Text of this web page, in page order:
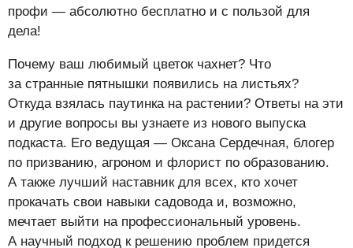
профи — абсолютно бесплатно и с пользой для
дела!
Почему ваш любимый цветок чахнет? Что
за странные пятнышки появились на листьях?
Откуда взялась паутинка на растении? Ответы на эти
и другие вопросы вы узнаете из нового выпуска
подкаста. Его ведущая — Оксана Сердечная, блогер
по призванию, агроном и флорист по образованию.
А также лучший наставник для всех, кто хочет
прокачать свои навыки садовода и, возможно,
мечтает выйти на профессиональный уровень.
А научный подход к решению проблем придется